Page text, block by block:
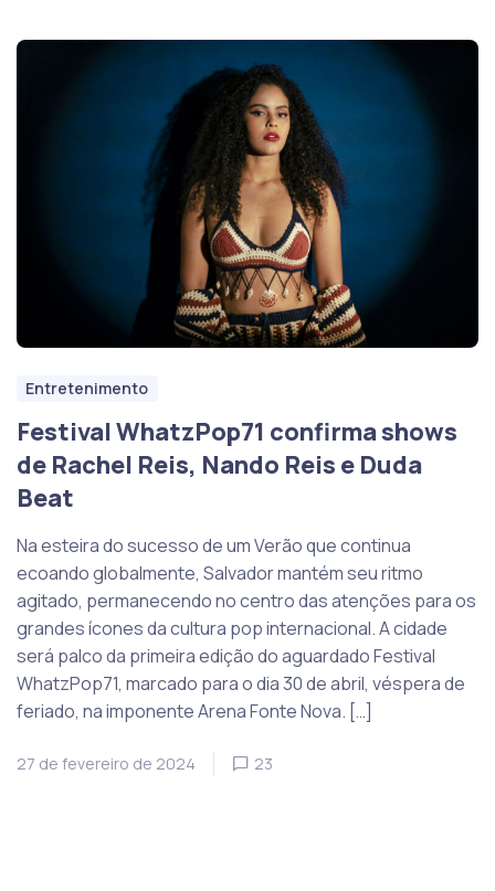
Entretenimento
Festival WhatzPop71 confirma shows
de Rachel Reis, Nando Reis e Duda
Beat
Na esteira do sucesso de um Verão que continua
ecoando globalmente, Salvador mantém seu ritmo
agitado, permanecendo no centro das atenções para os
grandes ícones da cultura pop internacional. A cidade
será palco da primeira edição do aguardado Festival
WhatzPop71, marcado para o dia 30 de abril, véspera de
feriado, na imponente Arena Fonte Nova. […]
27 de fevereiro de 2024 23